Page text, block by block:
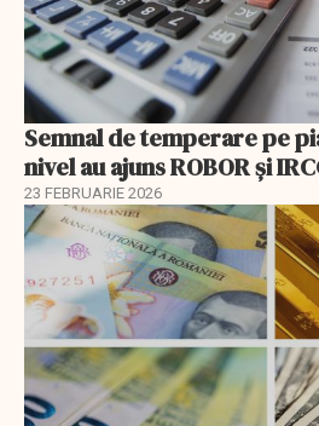
Semnal de temperare pe
nivel au ajuns ROBOR şi
23 FEBRUARIE 2026